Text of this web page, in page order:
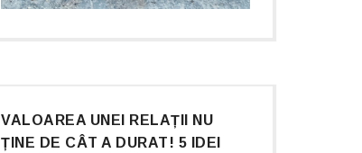
VALOAREA UNEI RELAȚII NU
ȚINE DE CÂT A DURAT! 5 IDEI